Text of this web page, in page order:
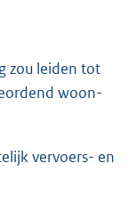
zou leiden tot
woon-
vervoers- en